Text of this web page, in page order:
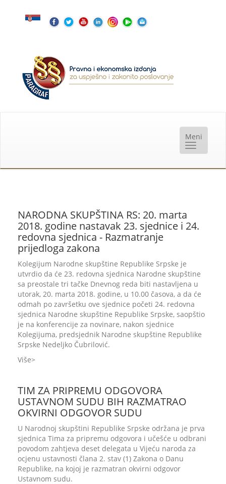
NARODNA SKUPŠTINA RS: 20. marta
2018. godine nastavak 23. sjednice i 24.
redovna sjednica - Razmatranje
prijedloga zakona
Kolegijum Narodne skupštine Republike Srpske je
utvrdio da će 23. redovna sjednica Narodne skupštine
sa preostale tri tačke Dnevnog reda biti nastavljena u
utorak, 20. marta 2018. godine, u 10.00 časova, a da će
odmah po završetku ove sjednice početi 24. redovna
sjednica Narodne skupštine Republike Srpske, saopštio
je na konferencije za novinare, nakon sjednice
Kolegijuma, predsjednik Narodne skupštine Republike
Srpske Nedeljko Čubrilović.
Više
TIM ZA PRIPREMU ODGOVORA
USTAVNOM SUDU BIH RAZMATRAO
OKVIRNI ODGOVOR SUDU
U Narodnoj skupštini Republike Srpske održana je prva
sjednica Tima za pripremu odgovora i učešće u odbrani
povodom zahtjeva deset delegata u Vijeću naroda za
ocjenu ustavnosti člana 2. stav (1) Zakona o Danu
Republike, na kojoj je razmatran okvirni odgovor
Ustavnom sudu.